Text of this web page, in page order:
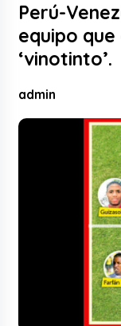
Perú-
equipo
‘vinotinto’.
admin